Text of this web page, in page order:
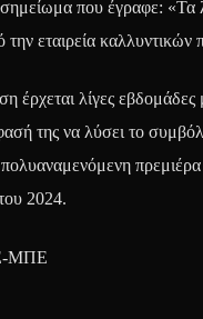
που έγραφε: «Τα
την εταιρεία
έρχεται λίγες
της να λύσει το
2024.
ΜΠΕ